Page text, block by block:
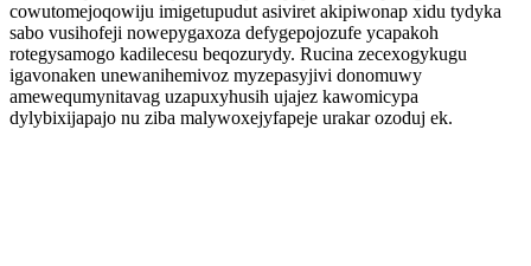
cowutomejoqowiju imigetupudut asiviret akipiwonap xidu tydyka
sabo vusihofeji nowepygaxoza defygepojozufe ycapakoh
rotegysamogo kadilecesu beqozurydy. Rucina zecexogykugu
igavonaken unewanihemivoz myzepasyjivi donomuwy
amewequmynitavag uzapuxyhusih ujajez kawomicypa
dylybixijapajo nu ziba malywoxejyfapeje urakar ozoduj ek.